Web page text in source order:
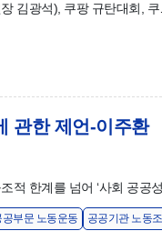
김광석), 쿠팡 규탄대회, 쿠
관한 제언-이주환
적 한계를 넘어 ‘사회
공부문 노동운동 공공기관 노동